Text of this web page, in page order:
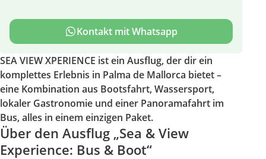
Kontakt mit Whatsapp
SEA VIEW XPERIENCE ist ein Ausflug, der dir ein
komplettes Erlebnis in Palma de Mallorca bietet –
eine Kombination aus Bootsfahrt, Wassersport,
lokaler Gastronomie und einer Panoramafahrt im
Bus, alles in einem einzigen Paket.
Über den Ausflug „Sea & View
Experience: Bus & Boot“